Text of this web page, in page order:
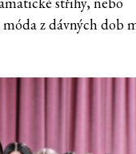
z dávných dob